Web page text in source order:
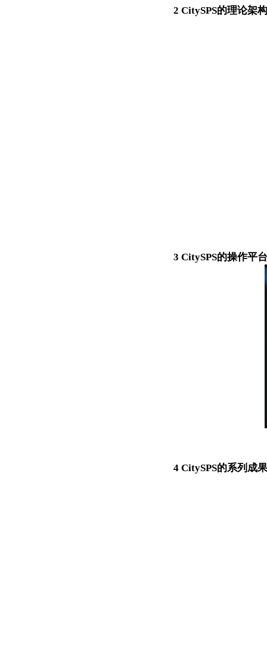
2 CitySPS的理论架
3 CitySPS的操作平
4 CitySPS的系列成果